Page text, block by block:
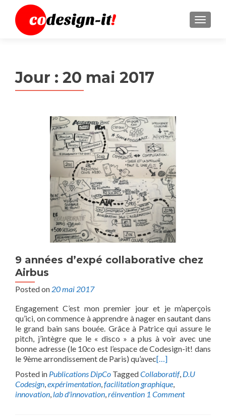
MENU
Jour : 20 mai 2017
9 années d’expé collaborative chez
Airbus
Posted on 20 mai 2017
Engagement C’est mon premier jour et je m’aperçois
qu’ici, on commence à apprendre à nager en sautant dans
le grand bain sans bouée. Grâce à Patrice qui assure le
pitch, j’intègre que le « disco » a plus à voir avec une
bonne adresse (le 10co est l’espace de Codesign-it! dans
le 9ème arrondissement de Paris) qu’avec[…]
Posted in Publications DipCo TaggedCollaboratif, D.U
Codesign,expérimentation,facilitation graphique,
innovation, lab d'innovation,réinvention 1 Comment